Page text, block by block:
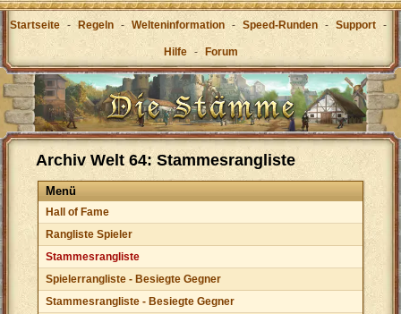
Startseite - Regeln - Welteninformation - Speed-Runden - Support -
Hilfe - Forum
Archiv Welt 64: Stammesrangliste
Menü
Hall of Fame
Rangliste Spieler
Stammesrangliste
Spielerrangliste - Besiegte Gegner
Stammesrangliste - Besiegte Gegner